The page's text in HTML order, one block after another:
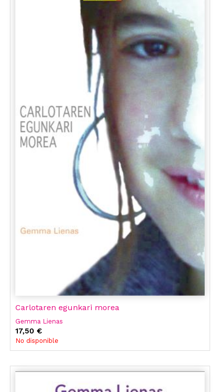
Carlotaren egunkari morea
Gemma Lienas
17,50 €
No disponible